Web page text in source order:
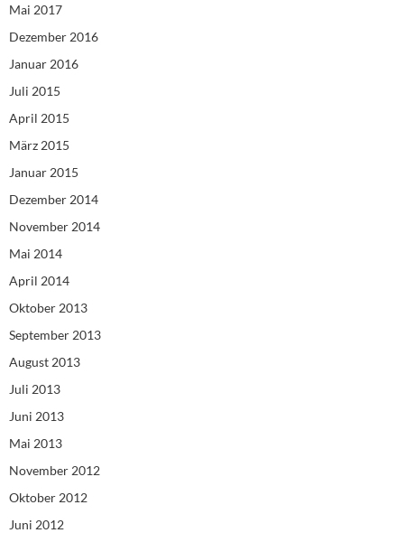
Mai 2017
Dezember 2016
Januar 2016
Juli 2015
April 2015
März 2015
Januar 2015
Dezember 2014
November 2014
Mai 2014
April 2014
Oktober 2013
September 2013
August 2013
Juli 2013
Juni 2013
Mai 2013
November 2012
Oktober 2012
Juni 2012